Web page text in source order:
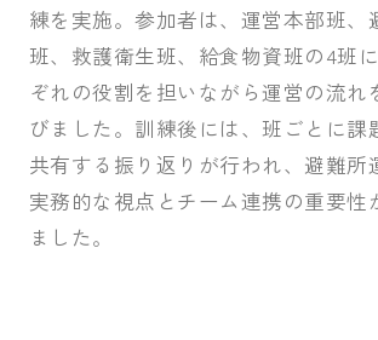
練を実施。参加者は、運営本部班、
班、救護衛生班、給食物資班の4班
ぞれの役割を担いながら運営の流れ
びました。訓練後には、班ごとに課
共有する振り返りが行われ、避難所
実務的な視点とチーム連携の重要性
ました。